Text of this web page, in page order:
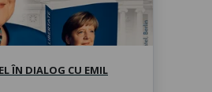
sept. 2026, 19:00
ÎN DIALOG CU EMIL